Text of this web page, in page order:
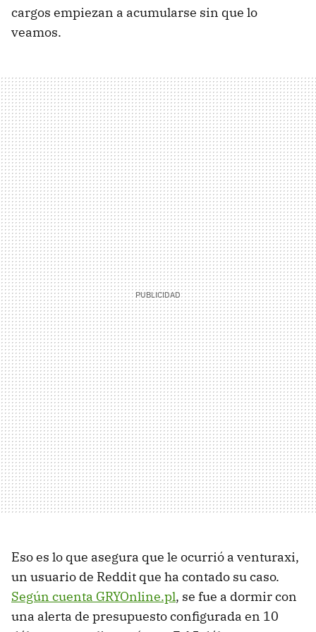
cargos empiezan a acumularse sin que lo
veamos.
Eso es lo que asegura que le ocurrió a venturaxi,
un usuario de Reddit que ha contado su caso.
Según cuenta GRYOnline.pl, se fue a dormir con
una alerta de presupuesto configurada en 10